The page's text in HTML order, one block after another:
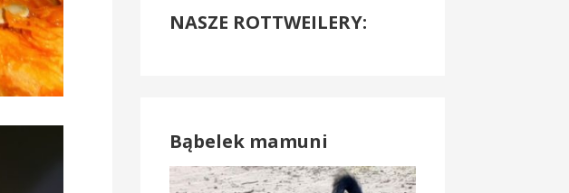
NASZE ROTTWEILERY:
Bąbelek mamuni